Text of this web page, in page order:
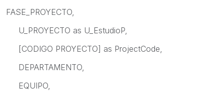
FASE_PROYECTO,
U_PROYECTO as U_EstudioP,
[CODIGO PROYECTO] as ProjectCode,
DEPARTAMENTO,
EQUIPO,